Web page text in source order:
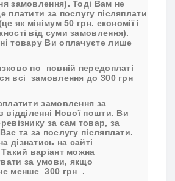
замовлення). Тоді Вам не
платити за послугу післяплати
як мінімум 50 грн. економії і
від суми замовлення).
товару Ви оплачуєте лише
по
повній передоплаті
всі
замовлення до 300 грн
замовлення за
відділенні Нової пошти. Ви
за сам товар, за
та за послугу післяплати.
дізнатись на сайті
Такий варіант можна
за умови, якщо
менше 300 грн
.